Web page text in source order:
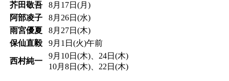
芥田敬吾
8月17日(月)
阿部凌子
8月26日(水)
雨宮優夏
8月27日(木)
保仙直毅
9月1日(火)午前
西村純一
9月10日(木)、24日(木)
10月8日(木)、22日(木)